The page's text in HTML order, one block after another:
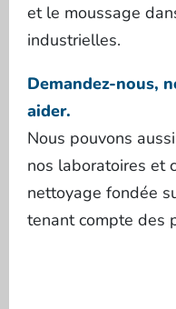
et le moussage
industrielles.
Demandez-nous,
aider.
Nous pouvons
nos laboratoires et
nettoyage fondée
tenant compte des